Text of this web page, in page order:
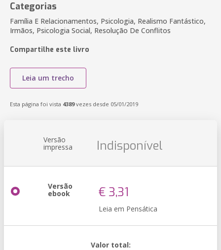
Categorias
Família E Relacionamentos, Psicologia, Realismo Fantástico,
Irmãos, Psicologia Social, Resolução De Conflitos
Compartilhe este livro
Leia um trecho
Esta página foi vista 4389vezes desde 05/01/2019
Versão
impressa Indisponível
Versão
ebook € 3,31
Leia em Pensática
Valor total: